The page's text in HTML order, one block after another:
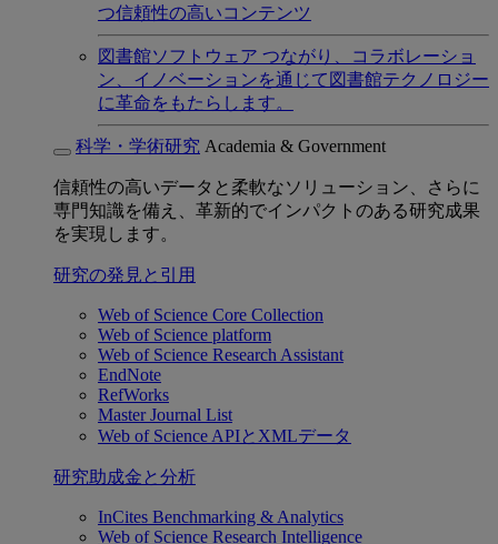
つ信頼性の高いコンテンツ
図書館ソフトウェア つながり、コラボレーショ
ン、イノベーションを通じて図書館テクノロジー
に革命をもたらします。
科学・学術研究 Academia & Government
信頼性の高いデータと柔軟なソリューション、さらに
専門知識を備え、革新的でインパクトのある研究成果
を実現します。
研究の発見と引用
Web of Science Core Collection
Web of Science platform
Web of Science Research Assistant
EndNote
RefWorks
Master Journal List
Web of Science APIとXMLデータ
研究助成金と分析
InCites Benchmarking & Analytics
Web of Science Research Intelligence